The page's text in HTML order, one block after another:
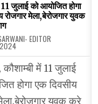
11 जुलाई को आयोजित होगा
रोजगार मेला,बेरोजगार युवक
EDITOR
2024
कौशाम्बी में 11 जुलाई
होगा एक दिवसीय
युवक करे